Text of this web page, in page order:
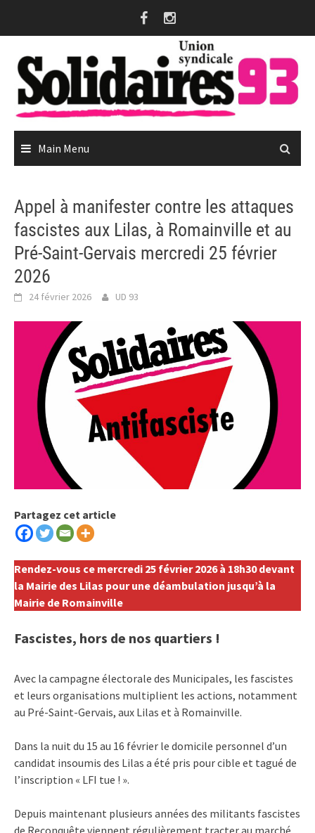
Main Menu
Appel à manifester contre les attaques
fascistes aux Lilas, à Romainville et au
Pré-Saint-Gervais mercredi 25 février
2026
24 février 2026 UD 93
Partagez cet article
Rendez-vous ce mercredi 25 février 2026 à 18h30 devant
la Mairie des Lilas pour une déambulation jusqu’à la
Mairie de Romainville
Fascistes, hors de nos quartiers !
Avec la campagne électorale des Municipales, les fascistes
et leurs organisations multiplient les actions, notamment
au Pré-Saint-Gervais, aux Lilas et à Romainville.
Dans la nuit du 15 au 16 février le domicile personnel d’un
candidat insoumis des Lilas a été pris pour cible et tagué de
l’inscription « LFI tue ! ».
Depuis maintenant plusieurs années des militants fascistes
de Reconquête viennent régulièrement tracter au marché